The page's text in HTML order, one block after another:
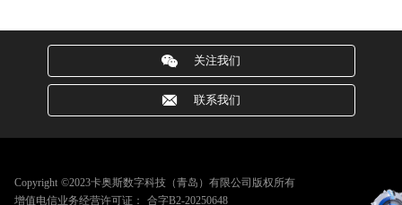
关注我们
联系我们
Copyright ©2023卡奥斯数字科技（青岛）有限公司版权所有
增值电信业务经营许可证： 合字B2-20250648